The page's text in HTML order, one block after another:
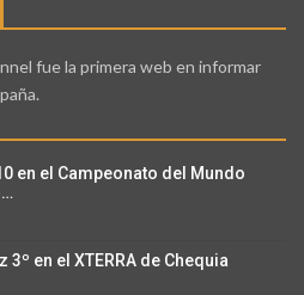
fue la primera web en informar
en el Campeonato del Mundo
3º en el XTERRA de Chequia